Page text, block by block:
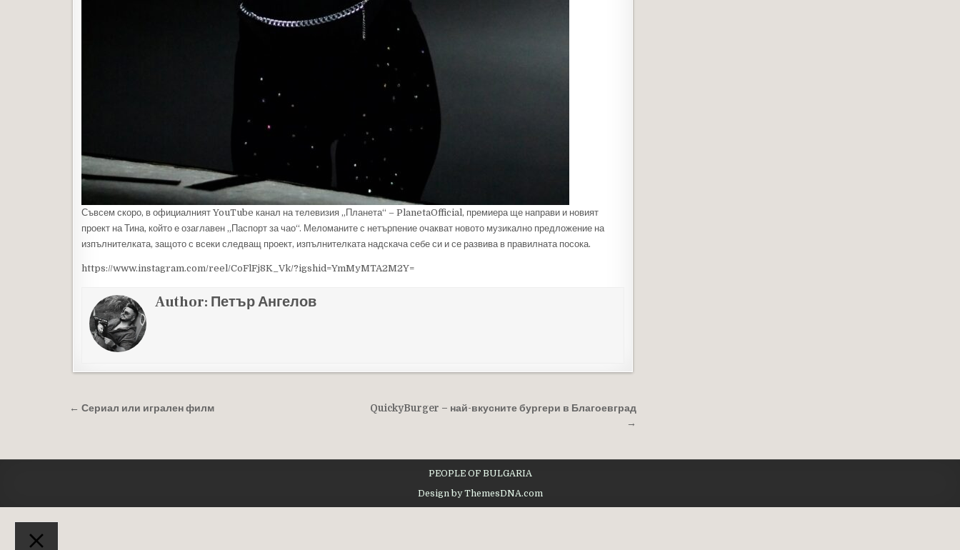
Съвсем скоро, в официалният YouTube канал на телевизия „Планета“ – PlanetaOfficial, премиера ще направи и новият
проект на Тина, който е озаглавен „Паспорт за чао“. Меломаните с нетърпение очакват новото музикално предложение на
изпълнителката, защото с всеки следващ проект, изпълнителката надскача себе си и се развива в правилната посока.
https://www.instagram.com/reel/CoFlFj8K_Vk/?igshid=YmMyMTA2M2Y=
Author: Петър Ангелов
Навигация
QuickyBurger – най-вкусните бургери в Благоевград
→
← Сериал или игрален филм
PEOPLE OF BULGARIA
Design by ThemesDNA.com